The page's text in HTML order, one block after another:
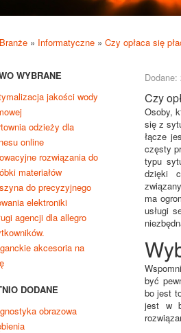
Branże » Informatyczne » Czy opłaca się
WYBRANE
jakości wody
odzieży dla
online
rozwiązania do
materiałów
do precyzyjnego
elektroniki
agencji dla allegro
akcesoria na
DODANE
obrazowa
Dodane:
Czy
Osoby,
się z
łącze
częsty
typu
dzięki
ma
usługi
być
bo jest
jest w